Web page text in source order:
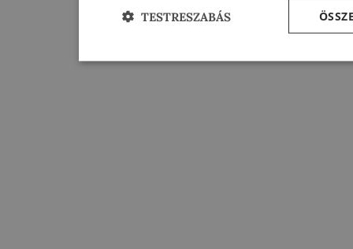
TESTRESZABÁS